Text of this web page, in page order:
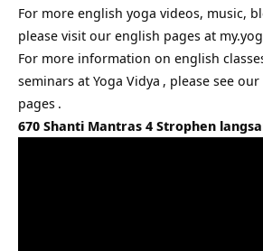
For more english yoga videos, music,
please visit our english pages at
For more information on english
seminars at Yoga Vidya , please see our
pages .
670 Shanti Mantras 4 Strophen